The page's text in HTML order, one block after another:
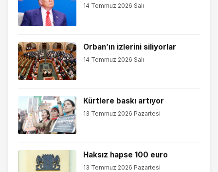
14 Temmuz 2026 Salı
Orban’ın izlerini siliyorlar
14 Temmuz 2026 Salı
Kürtlere baskı artıyor
13 Temmuz 2026 Pazartesi
Haksız hapse 100 euro
13 Temmuz 2026 Pazartesi